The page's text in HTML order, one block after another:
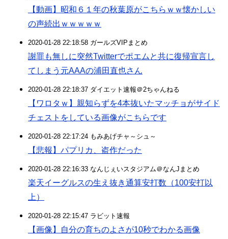
【動画】昭和６１年の秋葉原がこちらｗｗ懐かしい
の声続出ｗｗｗｗｗ
2020-01-28 22:18:58 ガールズVIPまとめ
謝罪も無しに突然Twitterでポエムと共に復帰宣言し
てしまう元AAAの浦田直也さん
2020-01-28 22:18:37 ダイエット速報＠2ちゃんねる
【ワロタｗ】親知らずを4本抜いたマッチョがサイド
チェストをしている画像がこちらです
2020-01-28 22:17:24 もみあげチャ～シュ～
【悲報】パプリカ、盗作だった
2020-01-28 22:16:33 なんじぇいスタジアム＠なんJまとめ
楽天イーグルスの生え抜き通算安打数（100安打以
上）
2020-01-28 22:15:47 ラビット速報
【画像】自分の育ちのよさが10秒でわかる画像